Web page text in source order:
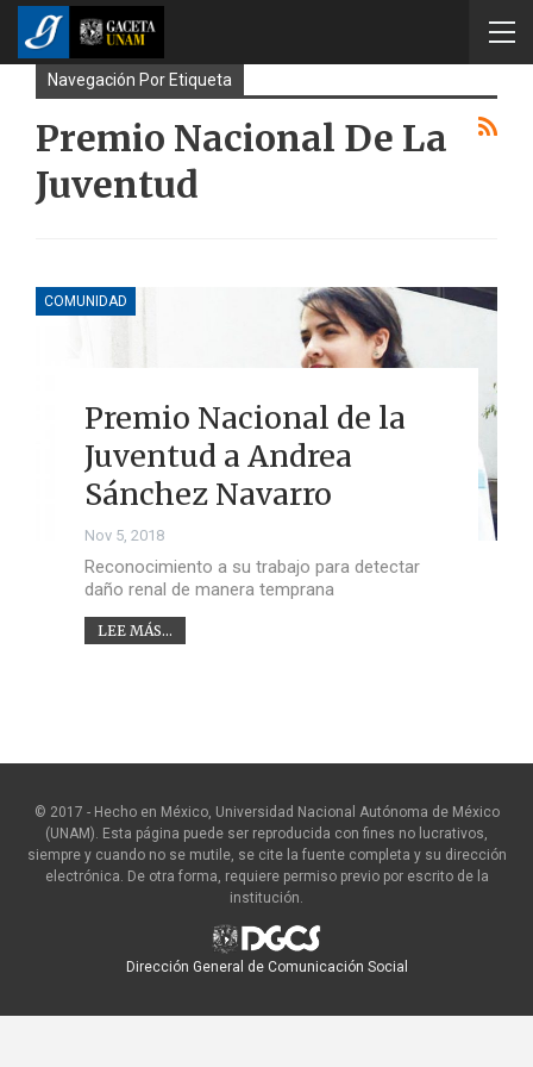
Navegación Por Etiqueta
Premio Nacional De La
Juventud
COMUNIDAD
Premio Nacional de la
Juventud a Andrea
Sánchez Navarro
Nov 5, 2018
Reconocimiento a su trabajo para detectar
daño renal de manera temprana
LEE MÁS...
© 2017 - Hecho en México, Universidad Nacional Autónoma de México
(UNAM). Esta página puede ser reproducida con fines no lucrativos,
siempre y cuando no se mutile, se cite la fuente completa y su dirección
electrónica. De otra forma, requiere permiso previo por escrito de la
institución.
Dirección General de Comunicación Social